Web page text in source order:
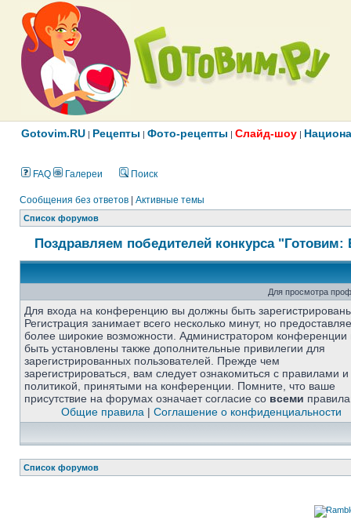
Gotovim.RU | Рецепты | Фото-рецепты | Слайд-шоу |
FAQ Галереи Поиск
Сообщения без ответов Активные темы
Список форумов
Поздравляем победителей конкурса
Для просмотра
Для входа на конференцию вы должны быть
Регистрация занимает всего несколько минут, но
более широкие возможности. Администратором конференции
быть установлены также дополнительные привилегии для
зарегистрированных пользователей. Прежде чем
зарегистрироваться, вам следует ознакомиться с правилами и
политикой, принятыми на конференции. Помните, что ваше
присутствие на форумах означает согласие со всеми
Общие правила |Соглашение о конфиденциальности
Список форумов